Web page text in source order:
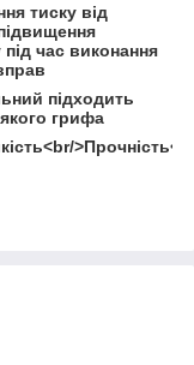
тиску від
час виконання
підходить
грифа